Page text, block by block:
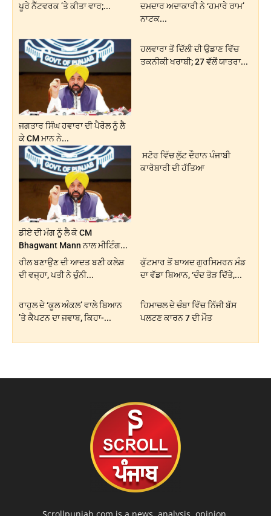
ਪੂਰੇ ਨੈੱਟਵਰਕ ’ਤੇ ਕੀਤਾ ਵਾਰ;...
ਦਮਦਾਰ ਅਦਾਕਾਰੀ ਨੇ ‘ਹਮਾਰੇ ਰਾਮ’
ਨਾਟਕ...
ਜਗਤਾਰ ਸਿੰਘ ਹਵਾਰਾ ਦੀ ਪੈਰੋਲ ਨੂੰ ਲੈ
ਕੇ CM ਮਾਨ ਨੇ...
ਹਲਵਾਰਾ ਤੋਂ ਦਿੱਲੀ ਦੀ ਉਡਾਣ ਵਿੱਚ
ਤਕਨੀਕੀ ਖਰਾਬੀ; 27 ਵੱਲੋਂ ਯਾਤਰਾ...
ਡੀਏ ਦੀ ਮੰਗ ਨੂੰ ਲੈ ਕੇ CM
Bhagwant Mann ਨਾਲ ਮੀਟਿੰਗ...
ਸਟੋਰ ਵਿੱਚ ਲੁੱਟ ਦੌਰਾਨ ਪੰਜਾਬੀ
ਕਾਰੋਬਾਰੀ ਦੀ ਹੱਤਿਆ
ਰੀਲ ਬਣਾਉਣ ਦੀ ਆਦਤ ਬਣੀ ਕਲੇਸ਼
ਦੀ ਵਜ੍ਹਾ, ਪਤੀ ਨੇ ਚੁੰਨੀ...
ਕੁੱਟਮਾਰ ਤੋਂ ਬਾਅਦ ਗੁਰਸਿਮਰਨ ਮੰਡ
ਦਾ ਵੱਡਾ ਬਿਆਨ, ‘ਦੰਦ ਤੋੜ ਦਿੱਤੇ,...
ਰਾਹੁਲ ਦੇ ‘ਕੂਲ ਅੰਕਲ’ ਵਾਲੇ ਬਿਆਨ
’ਤੇ ਕੈਪਟਨ ਦਾ ਜਵਾਬ, ਕਿਹਾ-...
ਹਿਮਾਚਲ ਦੇ ਚੰਬਾ ਵਿੱਚ ਨਿੱਜੀ ਬੱਸ
ਪਲਟਣ ਕਾਰਨ 7 ਦੀ ਮੌਤ